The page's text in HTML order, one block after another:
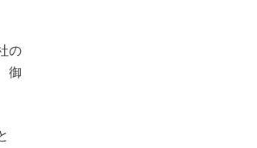
の
御